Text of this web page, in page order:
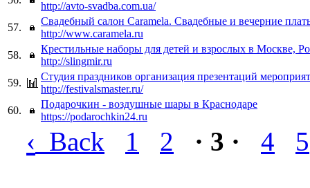
http://avto-svadba.com.ua/
57.
Свадебный салон Caramela. Свадебные и вечерние
http://www.caramela.ru
58.
Крестильные наборы для детей и взрослых в Москве,
http://slingmir.ru
59.
Cтудия праздников организация презентаций
http://festivalsmaster.ru/
60.
Подарочкин - воздушные шары в Краснодаре
https://podarochkin24.ru
‹ Back 1 2 · 3 · 4 5